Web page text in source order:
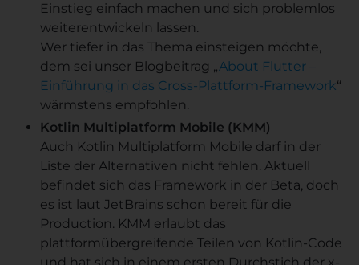
Einstieg einfach machen und sich problemlos
weiterentwickeln lassen.
Wer tiefer in das Thema einsteigen möchte,
dem sei unser Blogbeitrag „About Flutter –
Einführung in das Cross-Plattform-Framework“
wärmstens empfohlen.
Kotlin Multiplatform Mobile (KMM)
Auch Kotlin Multiplatform Mobile darf in der
Liste der Alternativen nicht fehlen. Aktuell
befindet sich das Framework in der Beta, doch
es ist laut JetBrains schon bereit für die
Production. KMM erlaubt das
plattformübergreifende Teilen von Kotlin-Code